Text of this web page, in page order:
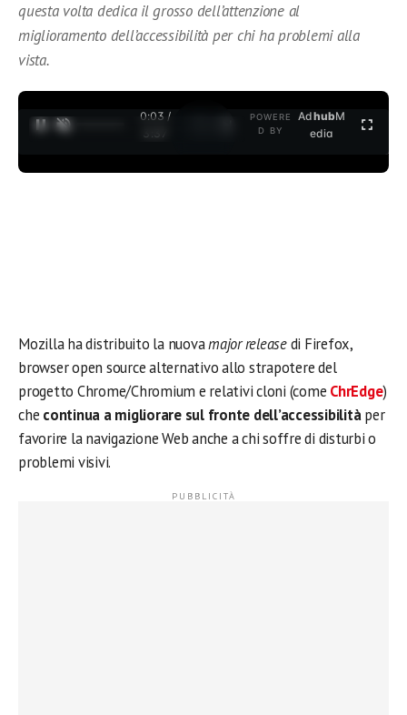
questa volta dedica il grosso dell’attenzione al
miglioramento dell’accessibilità per chi ha problemi alla
vista.
0:04 /
3:37
POWERE
D BY
AdhubM
edia
Mozilla ha distribuito la nuovamajor releasedi Firefox,
browser open source alternativo allo strapotere del
progetto Chrome/Chromium e relativi cloni (come ChrEdge)
che continua a migliorare sul fronte dell’accessibilitàper
favorire la navigazione Web anche a chi soffre di disturbi o
problemi visivi.